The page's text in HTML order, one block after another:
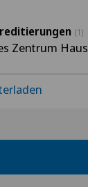
(1)
Zentrum